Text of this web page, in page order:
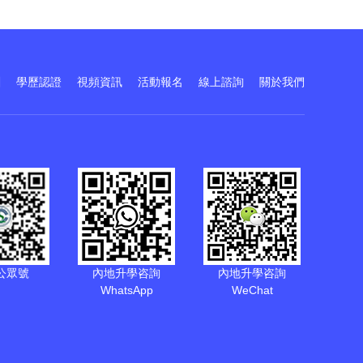
學歷認證 視頻資訊 活動報名 線上諮詢 關於我們
眾號
內地升學咨詢
WhatsApp
內地升學咨詢
WeChat